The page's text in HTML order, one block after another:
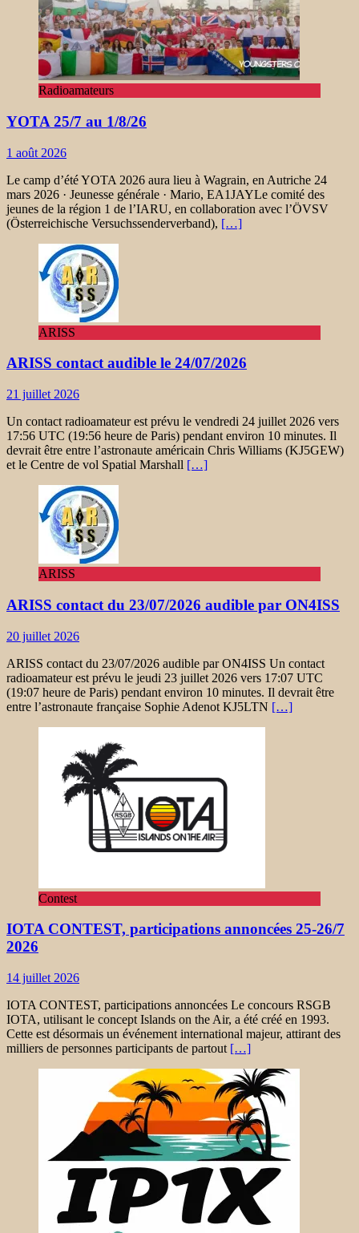
Radioamateurs
YOTA 25/7 au 1/8/26
1 août 2026
Le camp d’été YOTA 2026 aura lieu à Wagrain, en Autriche 24
mars 2026 · Jeunesse générale · Mario, EA1JAYLe comité des
jeunes de la région 1 de l’IARU, en collaboration avec l’ÖVSV
(Österreichische Versuchssenderverband), […]
ARISS
ARISS contact audible le 24/07/2026
21 juillet 2026
Un contact radioamateur est prévu le vendredi 24 juillet 2026 vers
17:56 UTC (19:56 heure de Paris) pendant environ 10 minutes. Il
devrait être entre l’astronaute américain Chris Williams (KJ5GEW)
et le Centre de vol Spatial Marshall […]
ARISS
ARISS contact du 23/07/2026 audible par ON4ISS
20 juillet 2026
ARISS contact du 23/07/2026 audible par ON4ISS Un contact
radioamateur est prévu le jeudi 23 juillet 2026 vers 17:07 UTC
(19:07 heure de Paris) pendant environ 10 minutes. Il devrait être
entre l’astronaute française Sophie Adenot KJ5LTN […]
Contest
IOTA CONTEST, participations annoncées 25-26/7
2026
14 juillet 2026
IOTA CONTEST, participations annoncées Le concours RSGB
IOTA, utilisant le concept Islands on the Air, a été créé en 1993.
Cette est désormais un événement international majeur, attirant des
milliers de personnes participants de partout […]